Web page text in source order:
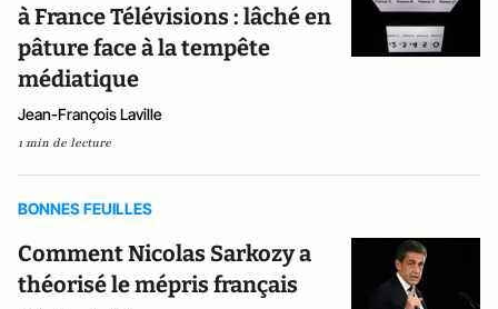
à France Télévisions : lâché en
pâture face à la tempête
médiatique
Jean-François Laville
1 min de lecture
BONNES FEUILLES
Comment Nicolas Sarkozy a
théorisé le mépris français